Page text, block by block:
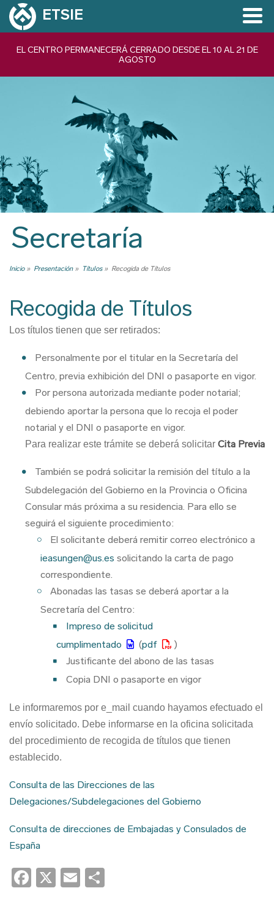
Pasar
ETSIE
Navegación
EL CENTRO PERMANECERÁ CERRADO DESDE EL 10 AL 21 DE
AGOSTO
Secretaría
Ruta
navegación
Inicio Presentación Títulos Recogida de Títulos
Recogida de Títulos
Los títulos tienen que ser retirados:
Personalmente por el titular en la Secretaría del
Centro, previa exhibición del DNI o pasaporte en vigor.
Por persona autorizada mediante poder notarial;
debiendo aportar la persona que lo recoja el poder
notarial y el DNI o pasaporte en vigor.
Para realizar este trámite se deberá solicitar Cita Previa
También se podrá solicitar la remisión del título a la
Subdelegación del Gobierno en la Provincia o Oficina
Consular más próxima a su residencia. Para ello se
seguirá el siguiente procedimiento:
El solicitante deberá remitir correo electrónico a
ieasungen@us.es solicitando la carta de pago
correspondiente.
Abonadas las tasas se deberá aportar a la
Secretaría del Centro:
Impreso de solicitud
cumplimentado
(pdf
)
Justificante del abono de las tasas
Copia DNI o pasaporte en vigor
Le informaremos por e_mail cuando hayamos efectuado el
envío solicitado. Debe informarse en la oficina solicitada
del procedimiento de recogida de títulos que tienen
establecido.
Consulta de las Direcciones de las
Delegaciones/Subdelegaciones del Gobierno
Consulta de direcciones de Embajadas y Consulados de
España
Facebook
X Email